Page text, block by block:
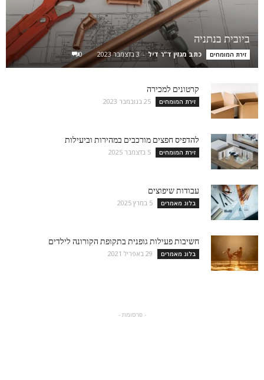
ביובית בנתניה
זירת המומחים כתב מגזין ד"ר דיל - 3 בדצמבר 2023 0
קרטונים למכירה
זירת המומחים 25 בנובמבר 2023
להדפיס חפצים מורכבים במהירות וביעילות
זירת המומחים 5 בדצמבר 2025
עבודות שיפוצים
בלוג מאמרים 5 במרץ 2025
חשיבות פעילות גופנית בתקופת הקורונה לילדים
בלוג מאמרים 29 באפריל 2021
- פרסומת -